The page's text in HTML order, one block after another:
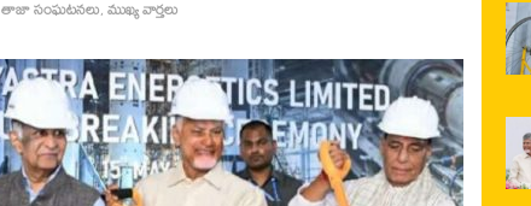
తాజా సంఘటనలు,ముఖ్య వార్తలు